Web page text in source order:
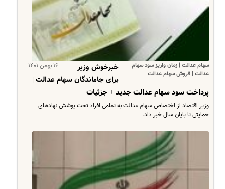
سهام عدالت | زمان واریز سود سهام
عدالت | فروش سهام عدالت
۱۶ بهمن ۱۴۰۱
خبرخوش وزیر
برای جاماندگان سهام عدالت |
پرداخت سود سهام عدالت جدید + جزئیات
وزیر اقتصاد از اختصاص سهام عدالت به تمامی افراد تحت پوشش نهادهای
حمایتی تا پایان سال خبر داد.